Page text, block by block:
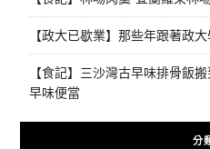
【政大已歇業】那些年跟著政
【食記】三沙灣古早味排骨飯
早味便當
分